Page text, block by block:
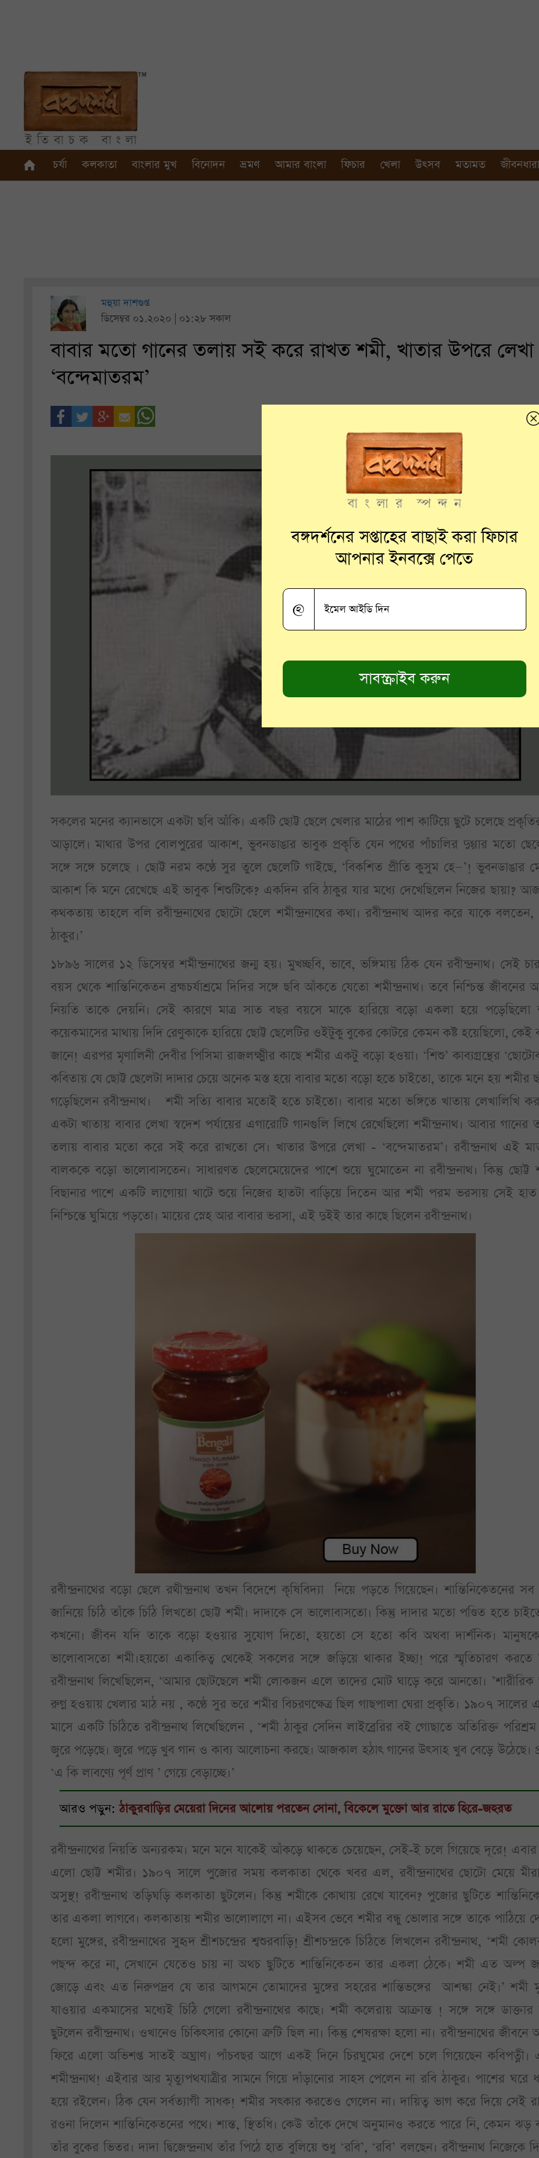
চর্যা কলকাতা বাংলার মুখ বিনোদন ভ্রমণ আমার বাংলা ফিচার খেলা উৎসব মতামত জীবনধারা
মহুয়া দাশগুপ্ত
ডিসেম্বর ০১.২০২০ | ০১:২৮ সকাল
বাবার মতো গানের তলায় সই করে রাখত শমী, খাতার উপরে লেখা
‘বন্দেমাতরম’
সকলের মনের ক্যানভাসে একটা ছবি আঁকি। একটি ছোট্ট ছেলে খেলার মাঠের পাশ কাটিয়ে ছুটে চলেছে
আড়ালে। মাথার উপর বোলপুরের আকাশ, ভুবনডাঙার ভাবুক প্রকৃতি যেন পথের পাঁচালির দুগ্গার মতো
সঙ্গে সঙ্গে চলেছে । ছোট্ট নরম কণ্ঠে সুর তুলে ছেলেটি গাইছে, ‘বিকশিত প্রীতি কুসুম হে—’! ভুবনডাঙার
আকাশ কি মনে রেখেছে এই ভাবুক শিশুটিকে? একদিন রবি ঠাকুর যার মধ্যে দেখেছিলেন নিজের ছায়া?
কথকতায় তাহলে বলি রবীন্দ্রনাথের ছোটো ছেলে শমীন্দ্রনাথের কথা। রবীন্দ্রনাথ আদর করে যাকে বলতেন,
ঠাকুর।’
১৮৯৬ সালের ১২ ডিসেম্বর শমীন্দ্রনাথের জন্ম হয়। মুখচ্ছবি, ভাবে, ভঙ্গিমায় ঠিক যেন রবীন্দ্রনাথ। সেই
বয়স থেকে শান্তিনিকেতন ব্রহ্মচর্যাশ্রমে দিদির সঙ্গে ছবি আঁকতে যেতো শমীন্দ্রনাথ। তবে নিশ্চিন্ত জীবনের
নিয়তি তাকে দেয়নি। সেই কারণে মাত্র সাত বছর বয়সে মাকে হারিয়ে বড়ো একলা হয়ে পড়েছিলো
কয়েকমাসের মাথায় দিদি রেণুকাকে হারিয়ে ছোট্ট ছেলেটির ওইটুকু বুকের কোটরে কেমন কষ্ট হয়েছিলো, কেই
জানে! এরপর মৃণালিনী দেবীর পিসিমা রাজলক্ষ্মীর কাছে শমীর একটু বড়ো হওয়া। ‘শিশু’ কাব্যগ্রন্থের
কবিতায় যে ছোট্ট ছেলেটা দাদার চেয়ে অনেক মস্ত হয়ে বাবার মতো বড়ো হতে চাইতো, তাকে মনে হয় শমীর
গড়েছিলেন রবীন্দ্রনাথ। শমী সত্যি বাবার মতোই হতে চাইতো। বাবার মতো ভঙ্গিতে খাতায় লেখালিখি
একটা খাতায় বাবার লেখা স্বদেশ পর্যায়ের এগারোটি গানগুলি লিখে রেখেছিলো শমীন্দ্রনাথ। আবার গানের
তলায় বাবার মতো করে সই করে রাখতো সে। খাতার উপরে লেখা - ‘বন্দেমাতরম’। রবীন্দ্রনাথ এই
বালককে বড়ো ভালোবাসতেন। সাধারণত ছেলেমেয়েদের পাশে শুয়ে ঘুমোতেন না রবীন্দ্রনাথ। কিন্তু ছোট্ট
বিছানার পাশে একটি লাগোয়া খাটে শুয়ে নিজের হাতটা বাড়িয়ে দিতেন আর শমী পরম ভরসায় সেই
নিশ্চিন্তে ঘুমিয়ে পড়তো। মায়ের স্নেহ আর বাবার ভরসা, এই দুইই তার কাছে ছিলেন রবীন্দ্রনাথ।
রবীন্দ্রনাথের বড়ো ছেলে রথীন্দ্রনাথ তখন বিদেশে কৃষিবিদ্যা নিয়ে পড়তে গিয়েছেন। শান্তিনিকেতনের
জানিয়ে চিঠি তাঁকে চিঠি লিখতো ছোট্ট শমী। দাদাকে সে ভালোবাসতো। কিন্তু দাদার মতো পণ্ডিত হতে
কখনো। জীবন যদি তাকে বড়ো হওয়ার সুযোগ দিতো, হয়তো সে হতো কবি অথবা দার্শনিক।
ভালোবাসতো শমী।হয়তো একাকিত্ব থেকেই সকলের সঙ্গে জড়িয়ে থাকার ইচ্ছা! পরে স্মৃতিচারণ করতে
রবীন্দ্রনাথ লিখেছিলেন, ‘আমার ছোটছেলে শমী লোকজন এলে তাদের মোট ঘাড়ে করে আনতো। ’শারীরিক
রুগ্ন হওয়ায় খেলার মাঠ নয় , কণ্ঠে সুর ভরে শমীর বিচরণক্ষেত্র ছিল গাছপালা ঘেরা প্রকৃতি। ১৯০৭ সালের
মাসে একটি চিঠিতে রবীন্দ্রনাথ লিখেছিলেন , ‘শমী ঠাকুর সেদিন লাইব্রেরির বই গোছাতে অতিরিক্ত
জ্বরে পড়েছে। জ্বরে পড়ে খুব গান ও কাব্য আলোচনা করছে। আজকাল হঠাৎ গানের উৎসাহ খুব বেড়ে উঠেছে।
‘এ কি লাবণ্যে পূর্ণ প্রাণ ’ গেয়ে বেড়াচ্ছে।’
আরও পড়ুন:ঠাকুরবাড়ির মেয়েরা দিনের আলোয় পরতেন সোনা, বিকেলে মুক্তো আর রাতে হিরে-জহরত
রবীন্দ্রনাথের নিয়তি অন্যরকম। মনে মনে যাকেই আঁকড়ে থাকতে চেয়েছেন, সেই-ই চলে গিয়েছে দূরে!
এলো ছোট্ট শমীর। ১৯০৭ সালে পুজোর সময় কলকাতা থেকে খবর এল, রবীন্দ্রনাথের ছোটো মেয়ে
অসুস্থ! রবীন্দ্রনাথ তড়িঘড়ি কলকাতা ছুটলেন। কিন্তু শমীকে কোথায় রেখে যাবেন? পুজোর ছুটিতে
তার একলা লাগবে। কলকাতায় শমীর ভালোলাগে না। এইসব ভেবে শমীর বন্ধু ভোলার সঙ্গে তাকে পাঠিয়ে
হলো মুঙ্গের, রবীন্দ্রনাথের সুহৃদ শ্রীশচন্দ্রের শ্বশুরবাড়ি! শ্রীশচন্দ্রকে চিঠিতে লিখলেন রবীন্দ্রনাথ, ‘শমী
পছন্দ করে না, সেখানে যেতেও চায় না অথচ ছুটিতে শান্তিনিকেতন তার একলা ঠেকে। শমী এত অল্প
জোড়ে এবং এত নিরুপদ্রব যে তার আগমনে তোমাদের মুঙ্গের সহরের শান্তিভঙ্গের আশঙ্কা নেই।’ শমী
যাওয়ার একমাসের মধ্যেই চিঠি গেলো রবীন্দ্রনাথের কাছে। শমী কলেরায় আক্রান্ত ! সঙ্গে সঙ্গে ডাক্তার
ছুটলেন রবীন্দ্রনাথ। ওখানেও চিকিৎসার কোনো ত্রুটি ছিল না। কিন্তু শেষরক্ষা হলো না। রবীন্দ্রনাথের জীবনে
ফিরে এলো অভিশপ্ত সাতই অঘ্রাণ। পাঁচবছর আগে একই দিনে চিরঘুমের দেশে চলে গিয়েছেন কবিপত্নী।
শমীন্দ্রনাথ! এইবার আর মৃত্যুপথযাত্রীর সামনে গিয়ে দাঁড়ানোর সাহস পেলেন না রবি ঠাকুর। পাশের ঘরে
হয়ে রইলেন। ঠিক যেন সর্বত্যাগী সাধক! শমীর সৎকার করতেও গেলেন না। দায়িত্ব ভাগ করে দিয়ে সেই
রওনা দিলেন শান্তিনিকেতনের পথে। শান্ত, স্থিতধি। কেউ তাঁকে দেখে অনুমানও করতে পারে নি, কেমন ঝড়
তাঁর বুকের ভিতর। দাদা দ্বিজেন্দ্রনাথ তাঁর পিঠে হাত বুলিয়ে শুধু ‘রবি’, ‘রবি’ বলছেন। রবীন্দ্রনাথ নিজেকে
বঙ্গদর্শনের সপ্তাহের বাছাই করা ফিচার
আপনার ইনবক্সে পেতে
@